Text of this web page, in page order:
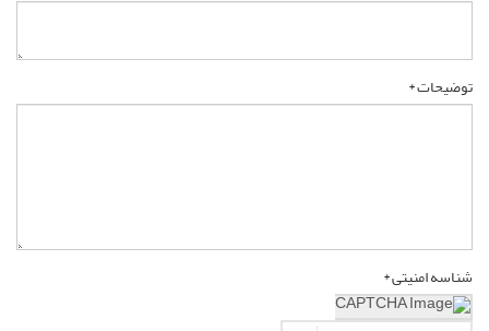
توضیحات *
شناسه امنیتی *